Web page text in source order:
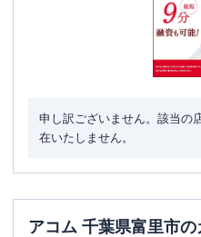
申し訳ございません。該当の
在いたしません。
アコム 千葉県富里市